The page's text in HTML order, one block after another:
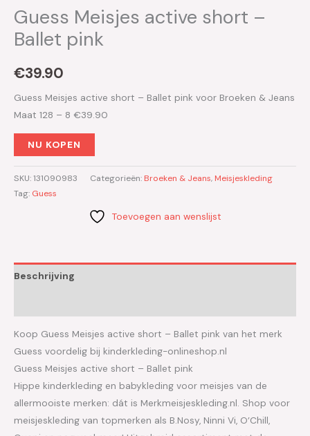
Guess Meisjes active short –
Ballet pink
€39.90
Guess Meisjes active short – Ballet pink voor Broeken & Jeans
Maat 128 – 8 €39.90
NU KOPEN
SKU:131090983 Categorieën: Broeken & Jeans, Meisjeskleding
Tag: Guess
Toevoegen aan wenslijst
Beschrijving
Koop Guess Meisjes active short – Ballet pink van het merk
Guess voordelig bij kinderkleding-onlineshop.nl
Guess Meisjes active short – Ballet pink
Hippe kinderkleding en babykleding voor meisjes van de
allermooiste merken: dát is Merkmeisjeskleding.nl. Shop voor
meisjeskleding van topmerken als B.Nosy, Ninni Vi, O’Chill,